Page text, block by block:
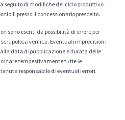
seguito di modifiche del ciclo produttivo.
presso il concessionario prescelto.
sono esenti da possibilità di errore per
verifica. Eventuali imprecisioni
data di pubblicazione e durata delle
tempestivamente tutte le
responsabile di eventuali errori.